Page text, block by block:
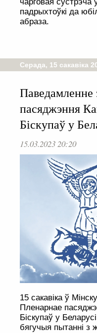
падрыхтоўкі да
абраза.
Серада, 15 сакавіка
Паведамленне
пасяджэння
Біскупаў у
15.03.2023 20:20
15 сакавіка ў
Пленарнае
Біскупаў у
бягучыя пытанні з